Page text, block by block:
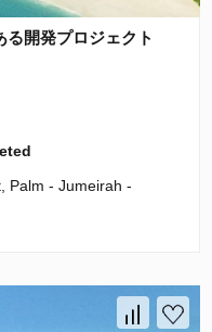
開発プロジェクト
Palm - Jumeirah -